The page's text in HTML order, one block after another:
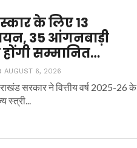
के लिए 13
35 आंगनबाड़ी
होंगी सम्मानित…
AUGUST 6, 2026
सरकार ने वित्तीय वर्ष 2025-26 के
स्त्री...